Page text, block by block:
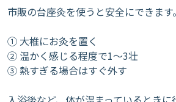
市販の台座灸を使うと安全にできます。
① 大椎にお灸を置く
② 温かく感じる程度で1〜3壮
③ 熱すぎる場合はすぐ外す